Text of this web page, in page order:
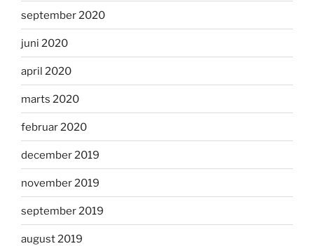
september 2020
juni 2020
april 2020
marts 2020
februar 2020
december 2019
november 2019
september 2019
august 2019